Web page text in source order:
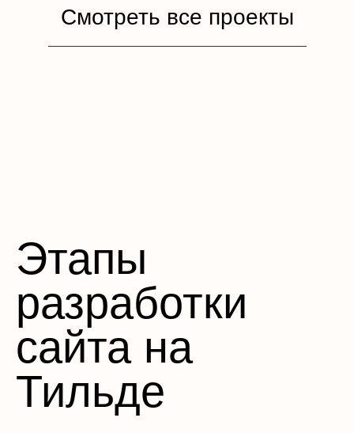
Смотреть все проекты
Этапы
разработки
сайта на
Тильде